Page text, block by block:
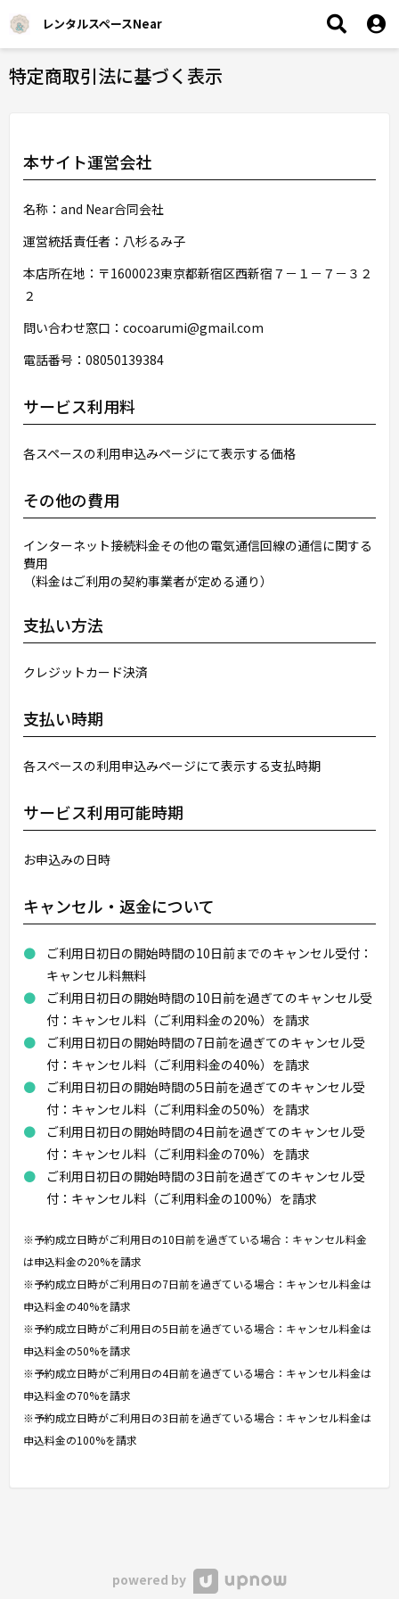
レンタルスペースNear
特定商取引法に基づく表示
本サイト運営会社
名称：and Near合同会社
運営統括責任者：八杉るみ子
本店所在地：〒1600023東京都新宿区西新宿７－１－７－３２
２
問い合わせ窓口：cocoarumi@gmail.com
電話番号：08050139384
サービス利用料
各スペースの利用申込みページにて表示する価格
その他の費用
インターネット接続料金その他の電気通信回線の通信に関する
費用
（料金はご利用の契約事業者が定める通り）
支払い方法
クレジットカード決済
支払い時期
各スペースの利用申込みページにて表示する支払時期
サービス利用可能時期
お申込みの日時
キャンセル・返金について
ご利用日初日の開始時間の10日前までのキャンセル受付：
キャンセル料無料
ご利用日初日の開始時間の10日前を過ぎてのキャンセル受
付：キャンセル料（ご利用料金の20%）を請求
ご利用日初日の開始時間の7日前を過ぎてのキャンセル受
付：キャンセル料（ご利用料金の40%）を請求
ご利用日初日の開始時間の5日前を過ぎてのキャンセル受
付：キャンセル料（ご利用料金の50%）を請求
ご利用日初日の開始時間の4日前を過ぎてのキャンセル受
付：キャンセル料（ご利用料金の70%）を請求
ご利用日初日の開始時間の3日前を過ぎてのキャンセル受
付：キャンセル料（ご利用料金の100%）を請求
※予約成立日時がご利用日の10日前を過ぎている場合：キャンセル料金
は申込料金の20%を請求
※予約成立日時がご利用日の7日前を過ぎている場合：キャンセル料金は
申込料金の40%を請求
※予約成立日時がご利用日の5日前を過ぎている場合：キャンセル料金は
申込料金の50%を請求
※予約成立日時がご利用日の4日前を過ぎている場合：キャンセル料金は
申込料金の70%を請求
※予約成立日時がご利用日の3日前を過ぎている場合：キャンセル料金は
申込料金の100%を請求
powered by